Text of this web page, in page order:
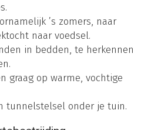
’s zomers, naar
naar voedsel.
in bedden, te herkennen
graag op warme, vochtige
tunnelstelsel onder je tuin.